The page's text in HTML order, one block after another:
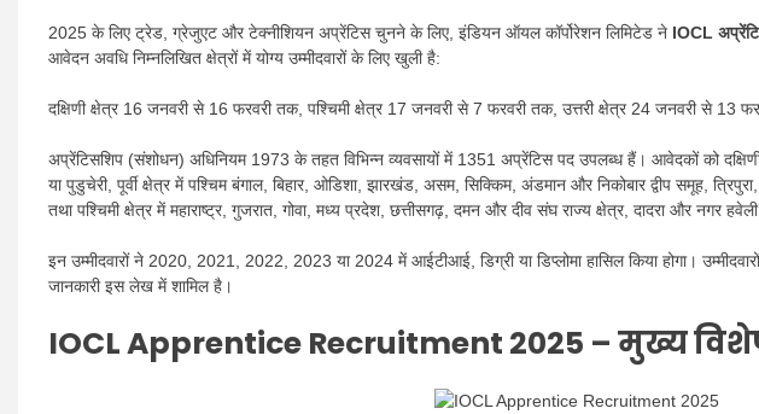
2025 के लिए ट्रेड, ग्रेजुएट और टेक्नीशियन अप्रेंटिस चुनने के लिए, इंडियन ऑयल कॉर्पोरेशन लिमिटेड ने IOCL
आवेदन अवधि निम्नलिखित क्षेत्रों में योग्य उम्मीदवारों के लिए खुली है:
दक्षिणी क्षेत्र 16 जनवरी से 16 फरवरी तक, पश्चिमी क्षेत्र 17 जनवरी से 7 फरवरी तक, उत्तरी क्षेत्र 24 जनवरी से 13
अप्रेंटिसशिप (संशोधन) अधिनियम 1973 के तहत विभिन्न व्यवसायों में 1351 अप्रेंटिस पद उपलब्ध हैं। आवेदकों को
या पुडुचेरी, पूर्वी क्षेत्र में पश्चिम बंगाल, बिहार, ओडिशा, झारखंड, असम, सिक्किम, अंडमान और निकोबार द्वीप समूह,
तथा पश्चिमी क्षेत्र में महाराष्ट्र, गुजरात, गोवा, मध्य प्रदेश, छत्तीसगढ़, दमन और दीव संघ राज्य क्षेत्र, दादरा और नगर हवेली
इन उम्मीदवारों ने 2020, 2021, 2022, 2023 या 2024 में आईटीआई, डिग्री या डिप्लोमा हासिल किया होगा।
जानकारी इस लेख में शामिल है।
IOCL Apprentice Recruitment 2025 – मुख्य